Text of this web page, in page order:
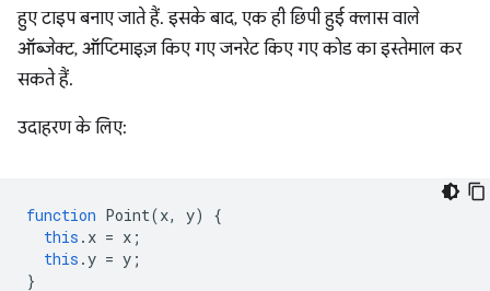
हुए टाइप बनाए जाते हैं. इसके बाद, एक ही छिपी हुई क्लास वाले
ऑब्जेक्ट, ऑप्टिमाइज़ किए गए जनरेट किए गए कोड का इस्तेमाल कर
सकते हैं.
उदाहरण के लिए:
function Point(x, y)
{
this . x = x ;
this .y = y ;
}